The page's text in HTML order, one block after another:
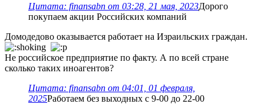
Цитата: finansabn от 03:28, 21 мая, 2023Дорого
покупаем акции Российских компаний
Домодедово оказывается работает на Израильских граждан.
Не российское предприятие по факту. А по всей стране
сколько таких иноагентов?
Цитата: finansabn от 04:01, 01 февраля,
2025Работаем без выходных с 9-00 до 22-00